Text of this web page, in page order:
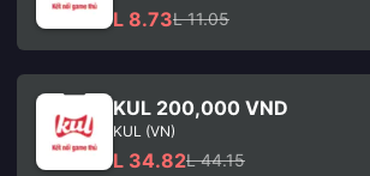
L 8.73L 11.05
KUL 200,000 VND
KUL (VN)
L 34.82L 44.15